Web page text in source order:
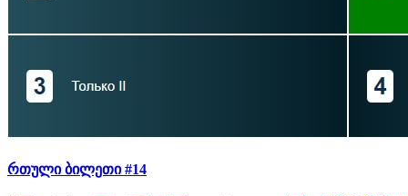
რთული ბილეთი #14